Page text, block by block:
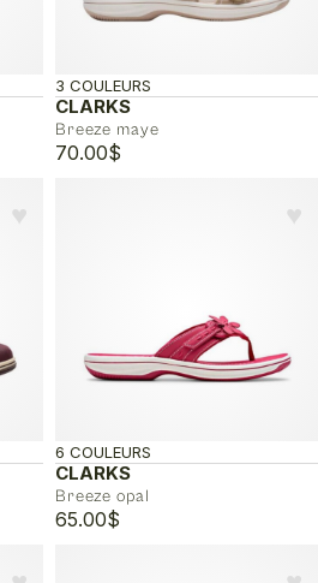
CLARKS
Breeze maye
3 COULEURS
70.00$
♥︎ ♥︎
CLARKS
Breeze opal
6 COULEURS
65.00$